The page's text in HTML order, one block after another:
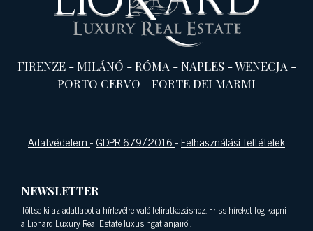
FIRENZE-MILÁNÓ -RÓMA -NAPLES -WENECJA -
PORTO CERVO -FORTE DEI MARMI
Adatvédelem-GDPR 679/2016-Felhasználási feltételek
NEWSLETTER
Töltse ki az adatlapot a hírlevélre való feliratkozáshoz. Friss híreket fog kapni
a Lionard Luxury Real Estate luxusingatlanjairól.